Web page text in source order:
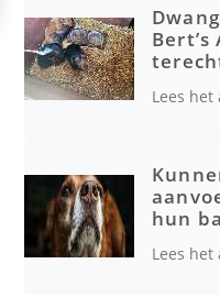
Lees het
hun
Lees het